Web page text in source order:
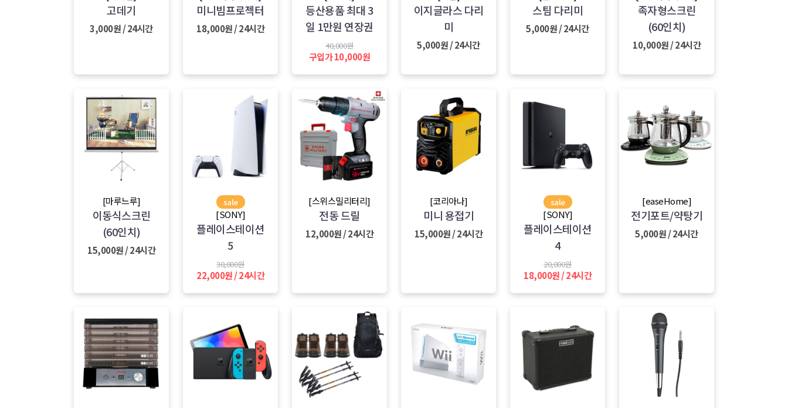
고데기
3,000원 / 24시간
미니빔프로젝터
18,000원 / 24시간
등산용품 최대 3
일 1만원 연장권
40,000원
구입가 10,000원
이지글라스 다리
미
5,000원 / 24시간
스팀 다리미
5,000원 / 24시간
족자형스크린
(60인치)
10,000원 / 24시간
[마루느루]
이동식스크린
(60인치)
15,000원 / 24시간
sale
[SONY]
플레이스테이션
5
30,000원
22,000원 / 24시간
[스위스밀리터리]
전동 드릴
12,000원 / 24시간
[코리아나]
미니 용접기
15,000원 / 24시간
sale
[SONY]
플레이스테이션
4
20,000원
18,000원 / 24시간
[easeHome]
전기포트/약탕기
5,000원 / 24시간